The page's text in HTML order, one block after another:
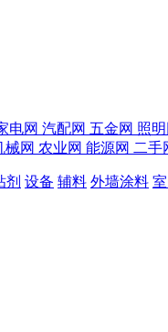
电网 汽配网 五金网 照明
械网 农业网 能源网 二手
剂 设备 辅料 外墙涂料